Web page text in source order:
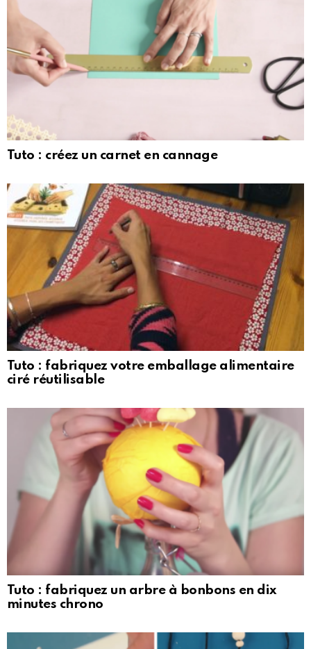
Tuto : créez un carnet en cannage
Tuto : fabriquez votre emballage alimentaire
ciré réutilisable
Tuto : fabriquez un arbre à bonbons en dix
minutes chrono